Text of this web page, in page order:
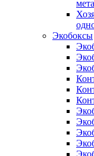
Экобоксы